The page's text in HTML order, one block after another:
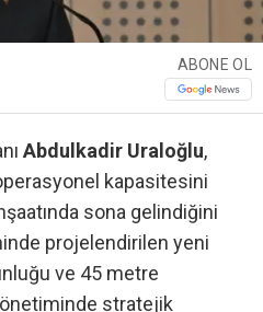
ABONE OL
Abdulkadir Uraloğlu,
kapasitesini
sona gelindiğini
projelendirilen yeni
ve 45 metre
stratejik